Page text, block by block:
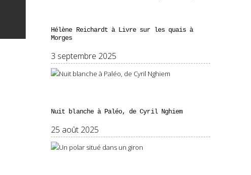
Hélène Reichardt à Livre sur les quais à
Morges
3 septembre 2025
Nuit blanche à Paléo, de Cyril Nghiem
25 août 2025